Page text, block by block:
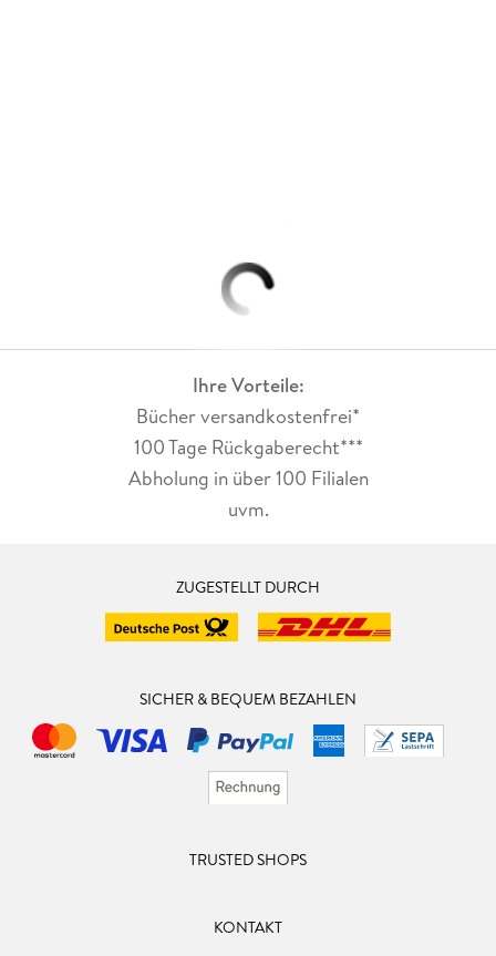
Ihre Vorteile:
Bücher versandkostenfrei*
100 Tage Rückgaberecht***
Abholung in über 100 Filialen
uvm.
ZUGESTELLT DURCH
SICHER & BEQUEM BEZAHLEN
TRUSTED SHOPS
KONTAKT